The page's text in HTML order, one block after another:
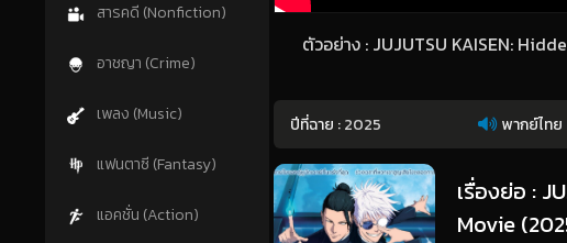
สารคดี (Nonfiction)
อาชญา (Crime)
เพลง (Music)
แฟนตาซี (Fantasy)
แอคชั่น (Action)
ตัวอย่าง : JUJUTSU KAISEN:
ปีที่ฉาย :2025 พากย์ไทย
เรื่องย่อ :
Movie